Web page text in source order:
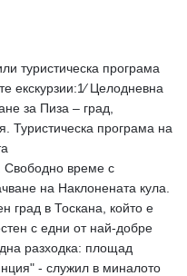
туристическа програма
екскурзии:1∕ Целодневна
за Пиза – град,
Туристическа програма на
Свободно време с
на Наклонената кула.
град в Тоскана, който е
с едни от най-добре
разходка: площад
- служил в миналото